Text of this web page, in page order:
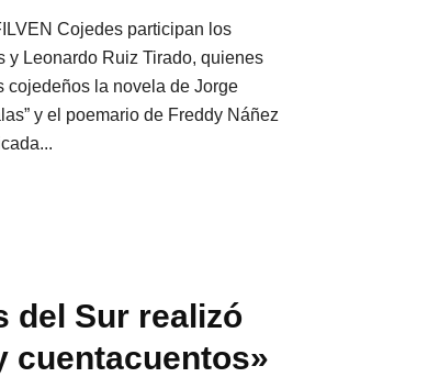
Cojedes participan los
y Leonardo Ruiz Tirado, quienes
cojedeños la novela de Jorge
y el poemario de Freddy Náñez
del Sur realizó
cuentacuentos»